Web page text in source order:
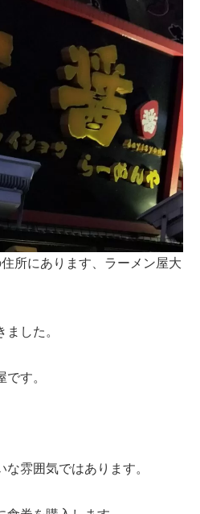
所にあります、ラーメン屋大
した。
す。
雰囲気ではあります。